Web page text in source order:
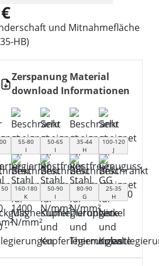
€
und Mitnahmefläche
HB)
Zerspanung Material
download Informationen
55-80
I
50-65
I
35-44
H
100-120
J
160-180
K
50-90
I
80-90
G
25-35
H